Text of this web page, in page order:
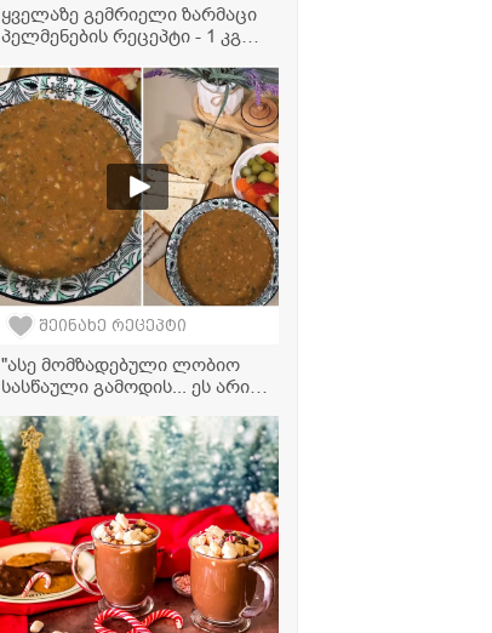
ყველაზე გემრიელი ზარმაცი
პელმენების რეცეპტი - 1 კგ
შეინახე რეცეპტი
"ასე მომზადებული ლობიო
სასწაული გამოდის... ეს არის
რომელიც კერძს საოცრად
აგემრიელებს" - მკითხველის
ვიდეორეცეპტი